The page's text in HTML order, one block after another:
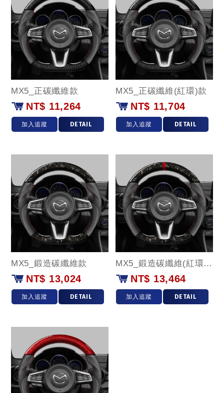
MX5_正碳纖維款
NT$ 11,264
加入追蹤 DETAIL
MX5_正碳纖維(紅環)款
NT$ 11,704
加入追蹤 DETAIL
MX5_鍛造碳纖維款
NT$ 13,024
加入追蹤 DETAIL
MX5_鍛造碳纖維(紅環)款
NT$ 13,464
加入追蹤 DETAIL